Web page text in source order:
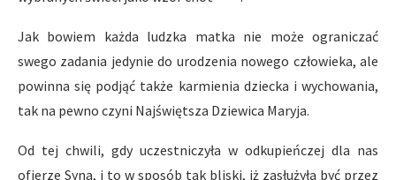
Jak bowiem każda ludzka matka nie może ograniczać
swego zadania jedynie do urodzenia nowego człowieka, ale
powinna się podjąć także karmienia dziecka i wychowania,
tak na pewno czyni Najświętsza Dziewica Maryja.
Od tej chwili, gdy uczestniczyła w odkupieńczej dla nas
ofierze Syna, i to w sposób tak bliski, iż zasłużyła być przez